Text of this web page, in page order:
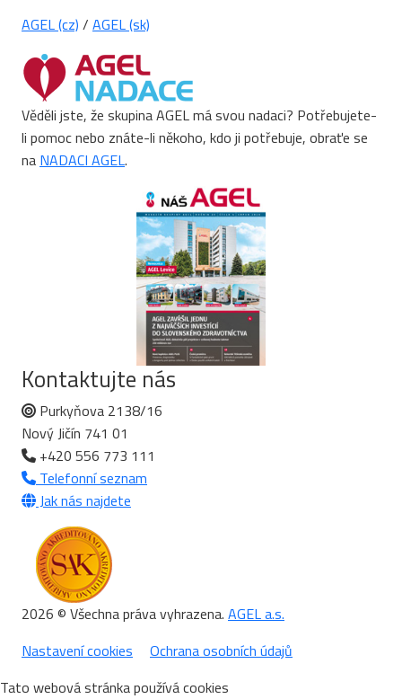
AGEL (cz) / AGEL (sk)
Věděli jste, že skupina AGEL má svou nadaci? Potřebujete-
li pomoc nebo znáte-li někoho, kdo ji potřebuje, obraťe se
na NADACI AGEL.
Kontaktujte nás
Purkyňova 2138/16
Nový Jičín 741 01
+420 556 773 111
Telefonní seznam
Jak nás najdete
2026 © Všechna práva vyhrazena. AGEL a.s.
Nastavení cookies
Ochrana osobních údajů
Tato webová stránka používá cookies